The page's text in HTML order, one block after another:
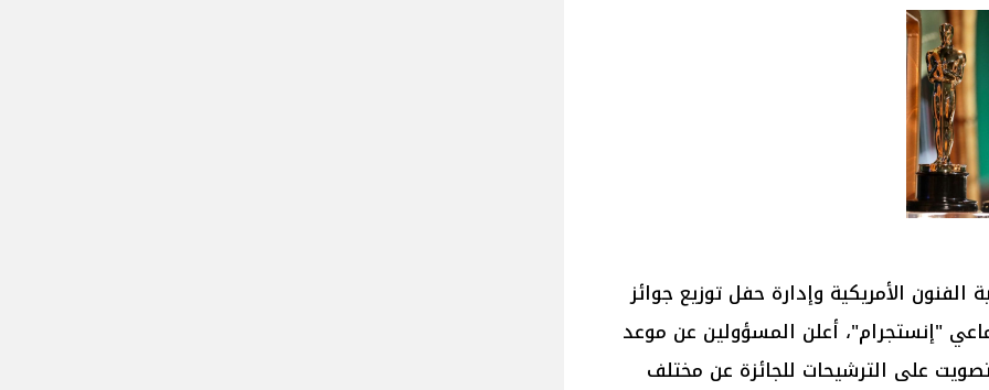
الأمريكية وإدارة حفل توزيع جوائز
"إنستجرام"، أعلن المسؤولين عن موعد
على الترشيحات للجائزة عن مختلف